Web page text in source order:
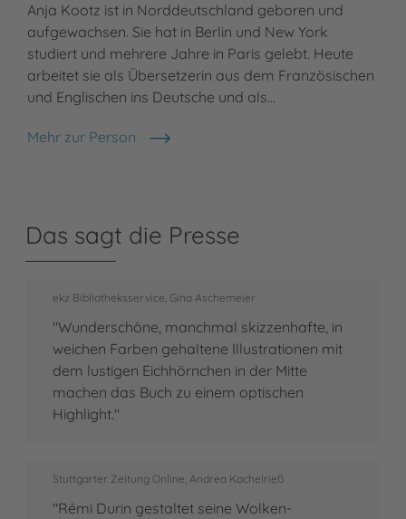
Anja Kootz ist in Norddeutschland geboren und
aufgewachsen. Sie hat in Berlin und New York
studiert und mehrere Jahre in Paris gelebt. Heute
arbeitet sie als Übersetzerin aus dem Französischen
und Englischen ins Deutsche und als…
Mehr zur Person
Anja Kootz
Das sagt die Presse
ekz Bibliotheksservice, Gina Aschemeier
"Wunderschöne, manchmal skizzenhafte, in
weichen Farben gehaltene Illustrationen mit
dem lustigen Eichhörnchen in der Mitte
machen das Buch zu einem optischen
Highlight."
Stuttgarter Zeitung Online, Andrea Kachelrieß
"Rémi Durin gestaltet seine Wolken-